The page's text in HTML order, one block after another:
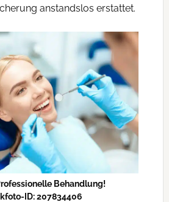
anstandslos erstattet.
Behandlung!
ID: 207834406